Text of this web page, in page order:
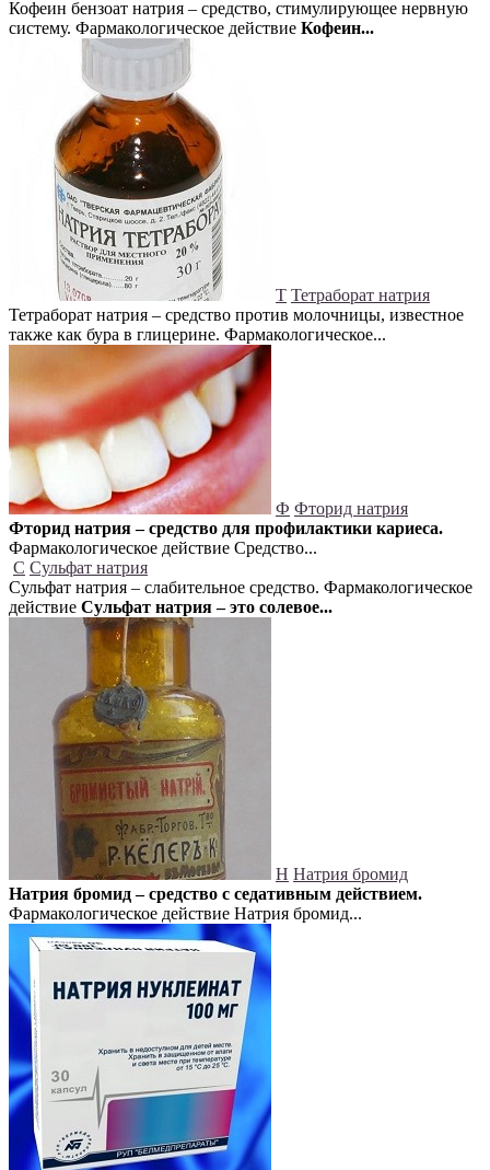
Кофеин бензоат натрия – средство, стимулирующее нервную
систему. Фармакологическое действие Кофеин...
Т Тетраборат натрия
Тетраборат натрия – средство против молочницы, известное
также как бура в глицерине. Фармакологическое...
Ф Фторид натрия
Фторид натрия – средство для профилактики кариеса.
Фармакологическое действие Средство...
С Сульфат натрия
Сульфат натрия – слабительное средство. Фармакологическое
действие Сульфат натрия – это солевое...
Н Натрия бромид
Натрия бромид – средство с седативным действием.
Фармакологическое действие Натрия бромид...